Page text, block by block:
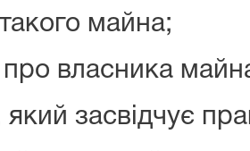
майна;
про власника
засвідчує